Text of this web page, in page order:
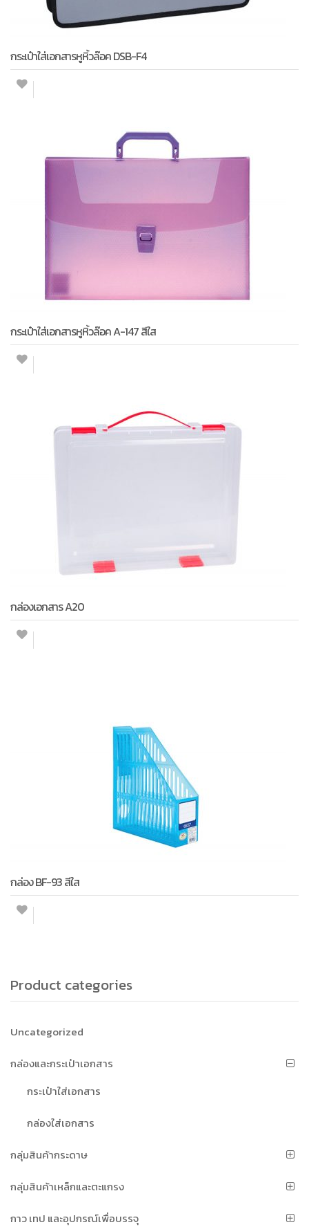
กระเป๋าใส่เอกสารหูหิ้วล๊อค DSB-F4
กระเป๋าใส่เอกสารหูหิ้วล๊อค A-147 สีใส
กล่องเอกสาร A20
กล่อง BF-93 สีใส
Product categories
Uncategorized
กล่องและกระเป๋าเอกสาร
กระเป๋าใส่เอกสาร
กล่องใส่เอกสาร
กลุ่มสินค้ากระดาษ
กลุ่มสินค้าเหล็กและตะแกรง
กาว เทป และอุปกรณ์เพื่อบรรจุ